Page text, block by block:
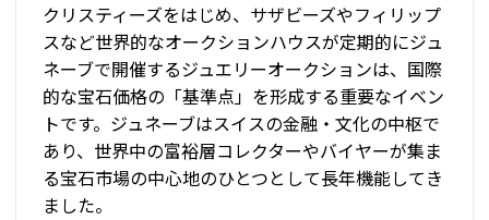
クリスティーズをはじめ、サザビーズやフィリップ
スなど世界的なオークションハウスが定期的にジュ
ネーブで開催するジュエリーオークションは、国際
的な宝石価格の「基準点」を形成する重要なイベン
トです。ジュネーブはスイスの金融・文化の中枢で
あり、世界中の富裕層コレクターやバイヤーが集ま
る宝石市場の中心地のひとつとして長年機能してき
ました。